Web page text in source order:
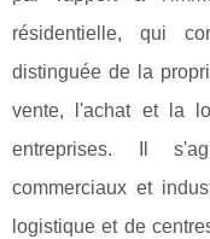
résidentielle, qui
distinguée de la
vente, l'achat et la
entreprises. Il
commerciaux et
logistique et de